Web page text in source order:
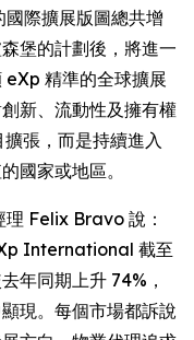
際擴展版圖總共增
堡的計劃後，將進一
eXp 精準的全球擴展
新、流動性及擁有權
張，而是持續進入
國家或地區。
Felix Bravo 說：
International 截至
年同期上升 74%，
現。每個市場都訴說